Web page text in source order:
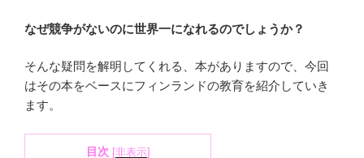
なぜ競争がないのに世界一になれるのでしょうか？
そんな疑問を解明してくれる、本がありますので、今回
はその本をベースにフィンランドの教育を紹介していき
ます。
目次 [非表示]